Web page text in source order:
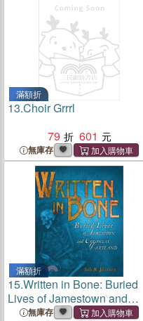
滿額折
13.Choir Grrrl
79
601
無庫存
滿額折
15.Written in Bone: Buried
Lives of Jamestown and
Colonial Maryland
無庫存